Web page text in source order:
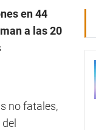
en 44
a las 20
no fatales,